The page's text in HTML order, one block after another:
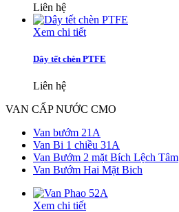
Liên hệ
Xem chi tiết
Dây tết chèn PTFE
Liên hệ
VAN CẤP NƯỚC CMO
Van bướm 21A
Van Bi 1 chiều 31A
Van Bướm 2 mặt Bích Lệch Tâm
Van Bướm Hai Mặt Bich
Xem chi tiết